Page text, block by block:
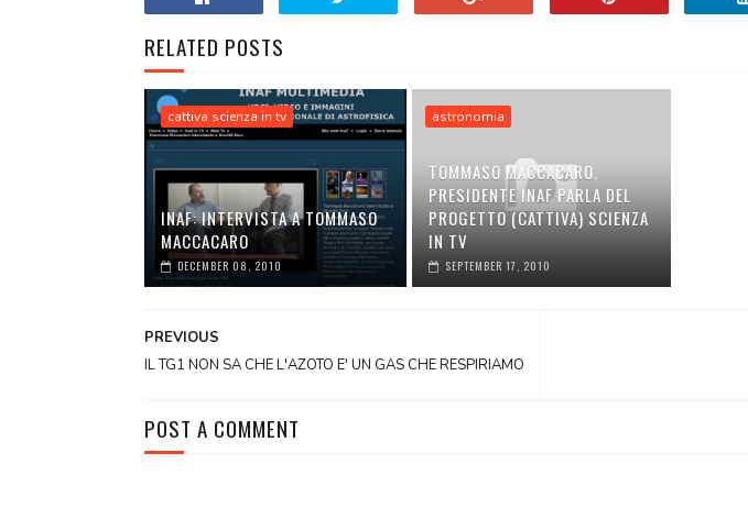
RELATED POSTS
cattiva scienza in tv
INAF: INTERVISTA A TOMMASO
MACCACARO
DECEMBER 08, 2010
astronomia
TOMMASO MACCACARO,
PRESIDENTE INAF PARLA DEL
PROGETTO (CATTIVA) SCIENZA
IN TV
SEPTEMBER 17, 2010
PREVIOUS
IL TG1 NON SA CHE L'AZOTO E' UN GAS CHE RESPIRIAMO
POST A COMMENT